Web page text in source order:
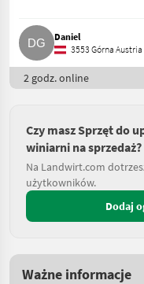
Daniel
3553 Górna Austria
2 godz. online
Czy masz Sprzęt do
winiarni na sprzedaż?
Na Landwirt.com
użytkowników.
Dodaj
Ważne informacje